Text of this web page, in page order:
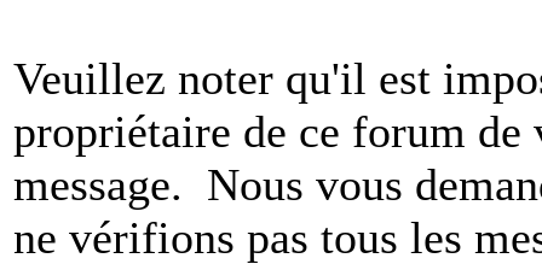
Veuillez noter qu'il est
propriétaire de ce forum
message. Nous vous
ne vérifions pas tous les